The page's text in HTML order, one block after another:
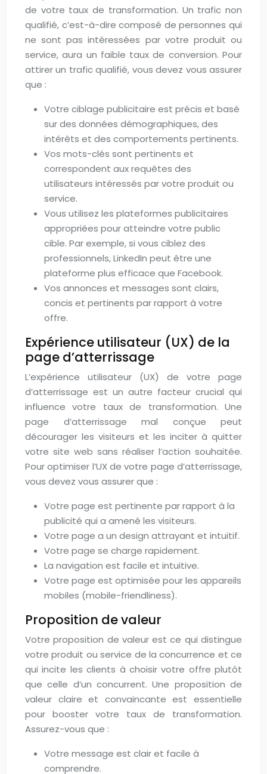
de votre taux de transformation. Un trafic non
qualifié, c’est-à-dire composé de personnes qui
ne sont pas intéressées par votre produit ou
service, aura un faible taux de conversion. Pour
attirer un trafic qualifié, vous devez vous assurer
que :
Votre ciblage publicitaire est précis et basé
sur des données démographiques, des
intérêts et des comportements pertinents.
Vos mots-clés sont pertinents et
correspondent aux requêtes des
utilisateurs intéressés par votre produit ou
service.
Vous utilisez les plateformes publicitaires
appropriées pour atteindre votre public
cible. Par exemple, si vous ciblez des
professionnels, LinkedIn peut être une
plateforme plus efficace que Facebook.
Vos annonces et messages sont clairs,
concis et pertinents par rapport à votre
offre.
Expérience utilisateur (UX) de la
page d’atterrissage
L’expérience utilisateur (UX) de votre page
d’atterrissage est un autre facteur crucial qui
influence votre taux de transformation. Une
page d’atterrissage mal conçue peut
décourager les visiteurs et les inciter à quitter
votre site web sans réaliser l’action souhaitée.
Pour optimiser l’UX de votre page d’atterrissage,
vous devez vous assurer que :
Votre page est pertinente par rapport à la
publicité qui a amené les visiteurs.
Votre page a un design attrayant et intuitif.
Votre page se charge rapidement.
La navigation est facile et intuitive.
Votre page est optimisée pour les appareils
mobiles (mobile-friendliness).
Proposition de valeur
Votre proposition de valeur est ce qui distingue
votre produit ou service de la concurrence et ce
qui incite les clients à choisir votre offre plutôt
que celle d’un concurrent. Une proposition de
valeur claire et convaincante est essentielle
pour booster votre taux de transformation.
Assurez-vous que :
Votre message est clair et facile à
comprendre.